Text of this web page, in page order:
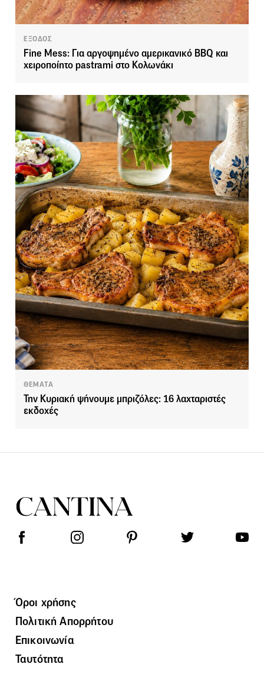
ΕΞΟΔΟΣ
Fine Mess: Για αργοψημένο αμερικανικό BBQ και
χειροποίητο pastrami στο Κολωνάκι
ΘΕΜΑΤΑ
Την Κυριακή ψήνουμε μπριζόλες: 16 λαχταριστές
εκδοχές
Όροι χρήσης
Πολιτική Απορρήτου
Επικοινωνία
Ταυτότητα